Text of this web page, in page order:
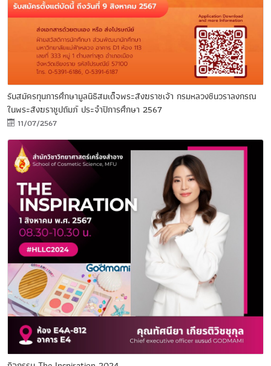
รับสมัครทุนการศึกษามูลนิธิสมเด็จพระสังฆราชเจ้า กรมหลวงชินวราลงกรณ
ในพระสังฆราชูปถัมภ์ ประจำปีการศึกษา 2567
11/07/2567